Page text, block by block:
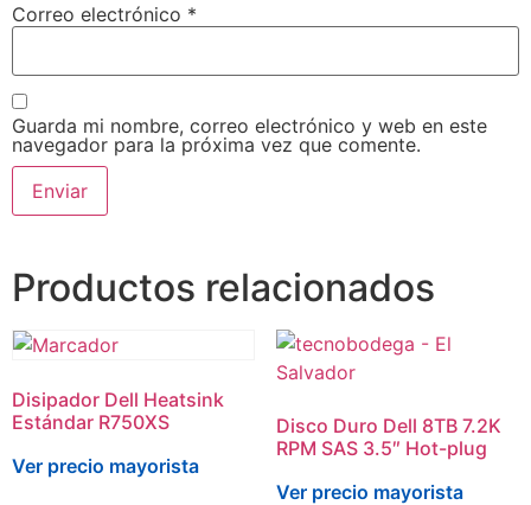
Correo electrónico *
Guarda mi nombre, correo electrónico y web en este
navegador para la próxima vez que comente.
Productos relacionados
Disipador Dell Heatsink
Estándar R750XS
Ver precio mayorista
Disco Duro Dell 8TB 7.2K
RPM SAS 3.5″ Hot-plug
Ver precio mayorista